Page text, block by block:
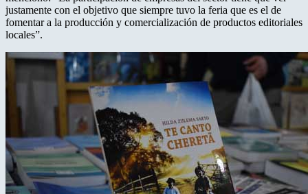
justamente con el objetivo que siempre tuvo la feria que es el de
fomentar a la producción y comercialización de productos editoriales
locales”.